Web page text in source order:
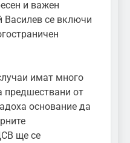
и важен
се включи
имат много
предшествани от
основание да
ще се